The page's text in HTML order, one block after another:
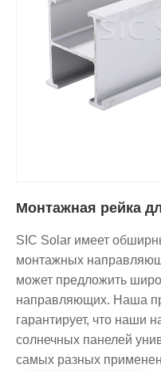
Монтажная рейка
SIC Solar имеет
монтажных
может предложить
направляющих. Наша
гарантирует, что наши
солнечных панелей
самых разных